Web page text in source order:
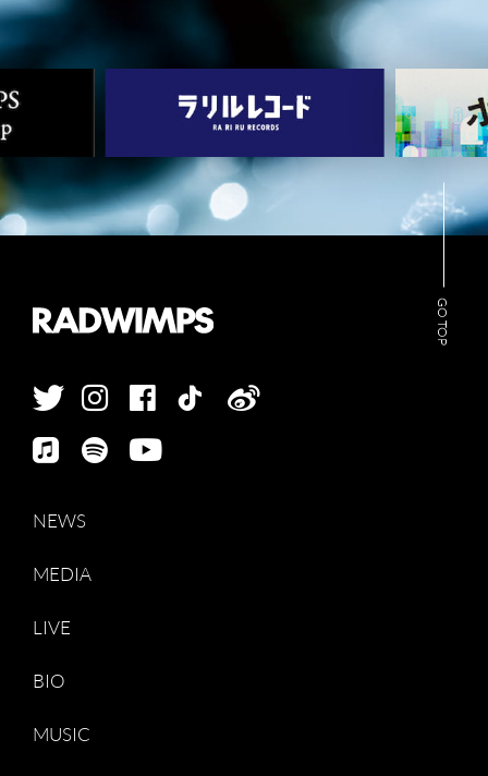
GO TOP
NEWS
MEDIA
LIVE
BIO
MUSIC